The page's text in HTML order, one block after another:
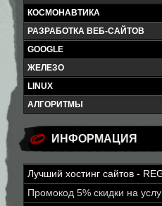
КОСМОНАВТИКА
РАЗРАБОТКА ВЕБ-САЙТОВ
GOOGLE
ЖЕЛЕЗО
LINUX
АЛГОРИТМЫ
ИНФОРМАЦИЯ
Лучший хостинг сайтов -
Промокод 5% скидки на